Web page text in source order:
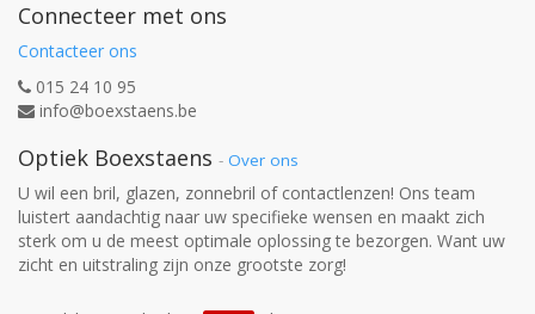
Connecteer met ons
Contacteer ons
015 24 10 95
info@boexstaens.be
Optiek Boexstaens - Over ons
U wil een bril, glazen, zonnebril of contactlenzen! Ons team
luistert aandachtig naar uw specifieke wensen en maakt zich
sterk om u de meest optimale oplossing te bezorgen. Want uw
zicht en uitstraling zijn onze grootste zorg!